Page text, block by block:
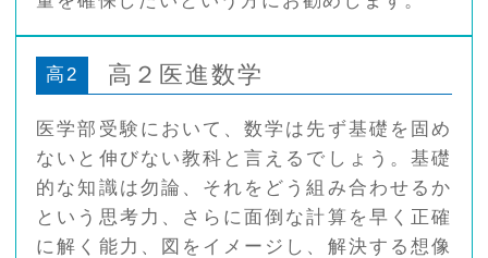
高2 高２医進数学
医学部受験において、数学は先ず基礎を固め
ないと伸びない教科と言えるでしょう。基礎
的な知識は勿論、それをどう組み合わせるか
という思考力、さらに面倒な計算を早く正確
に解く能力、図をイメージし、解決する想像